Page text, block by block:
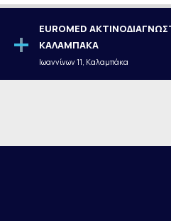
EUROMED
ΚΑΛΑΜΠΑΚΑ
Ιωαννίνων 11, Καλαμπάκα